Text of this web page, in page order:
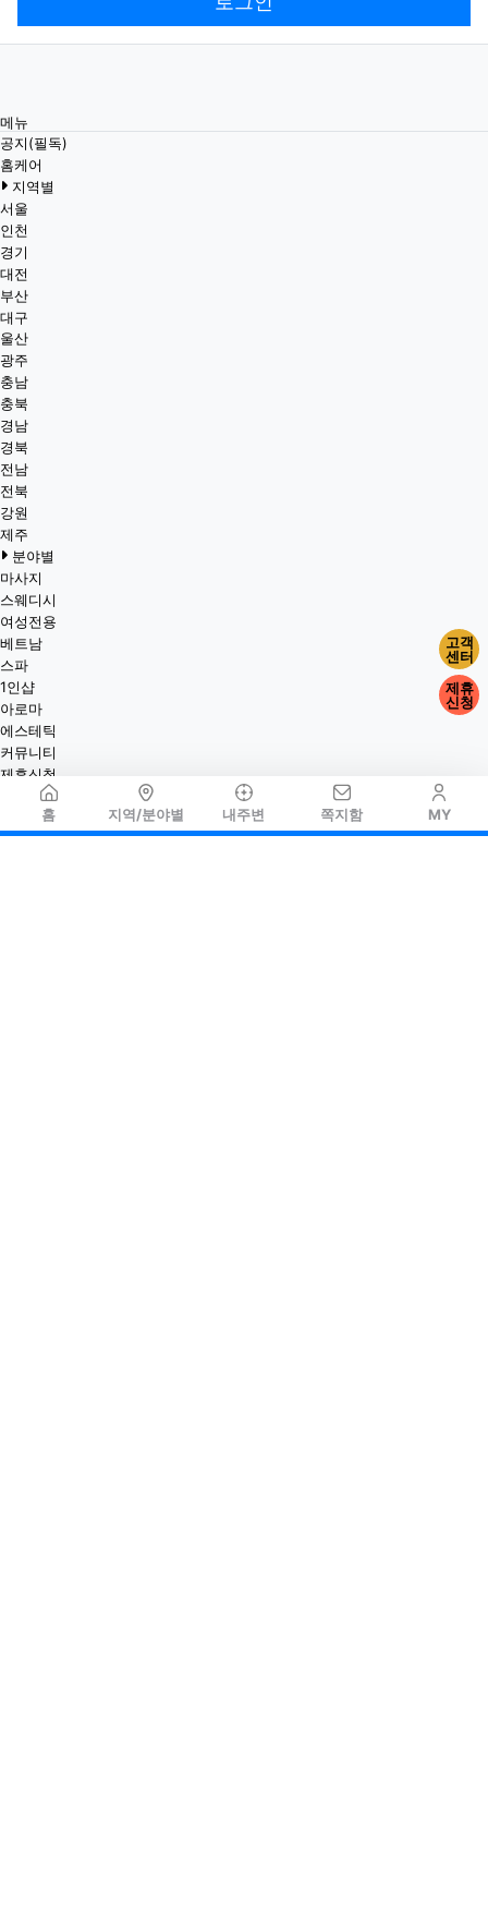
홈 지역/분야별 내주변 쪽지함 MY
메뉴
공지(필독)
홈케어
지역별
서울
인천
경기
대전
부산
대구
울산
광주
충남
충북
경남
경북
전남
전북
강원
제주
분야별
마사지
스웨디시
여성전용
베트남
스파
1인샵
아로마
에스테틱
커뮤니티
제휴신청
고객
센터
제휴
신청